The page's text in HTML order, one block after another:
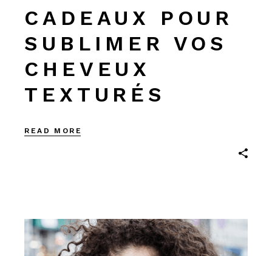
CADEAUX POUR
SUBLIMER VOS
CHEVEUX
TEXTURÉS
READ MORE